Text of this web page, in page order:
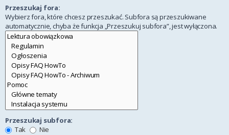
Przeszukaj fora:
Wybierz fora, które chcesz przeszukać. Subfora są przeszukiwane
automatycznie, chyba że funkcja „Przeszukuj subfora”, jest wyłączona.
Przeszukaj subfora:
Tak
Nie